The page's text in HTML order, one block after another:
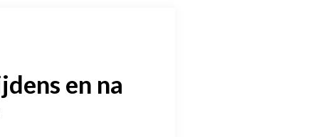
en na